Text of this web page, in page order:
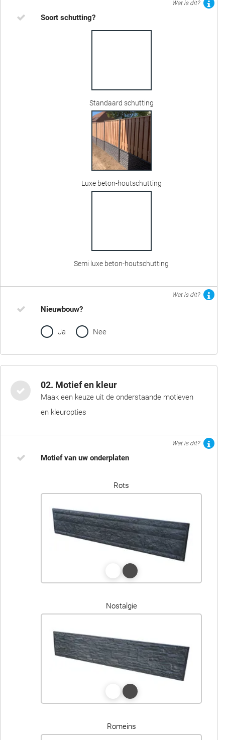
Wat is dit?
Soort schutting?
Standaard schutting
Luxe beton-houtschutting
Semi luxe beton-houtschutting
Wat is dit?
Nieuwbouw?
Ja Nee
02. Motief en kleur
Maak een keuze uit de onderstaande motieven
en kleuropties
Wat is dit?
Motief van uw onderplaten
Rots
Nostalgie
Romeins